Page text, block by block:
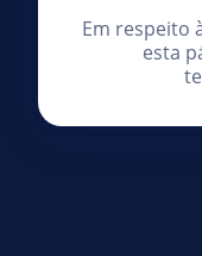
Em respeito
esta